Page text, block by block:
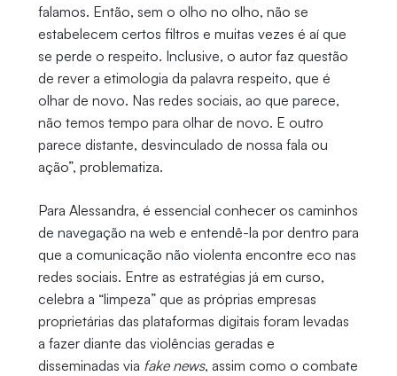
falamos. Então, sem o olho no olho, não se
estabelecem certos filtros e muitas vezes é aí que
se perde o respeito. Inclusive, o autor faz questão
de rever a etimologia da palavra respeito, que é
olhar de novo. Nas redes sociais, ao que parece,
não temos tempo para olhar de novo. E outro
parece distante, desvinculado de nossa fala ou
ação”, problematiza.
Para Alessandra, é essencial conhecer os caminhos
de navegação na web e entendê-la por dentro para
que a comunicação não violenta encontre eco nas
redes sociais. Entre as estratégias já em curso,
celebra a “limpeza” que as próprias empresas
proprietárias das plataformas digitais foram levadas
a fazer diante das violências geradas e
disseminadas via fake news, assim como o combate